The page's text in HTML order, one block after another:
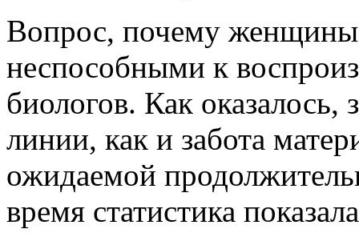
Вопрос, почему женщины
неспособными к
биологов. Как
линии, как и забота
ожидаемой
время статистика